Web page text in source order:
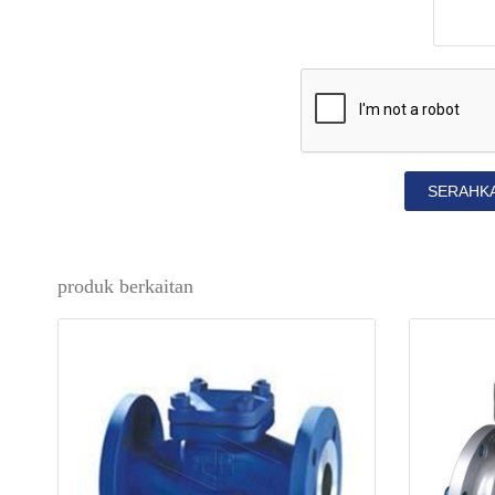
produk berkaitan